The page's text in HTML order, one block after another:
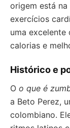
origem está
exercícios
uma excelente
calorias e
Histórico e
O o que é
a Beto Perez,
colombiano.